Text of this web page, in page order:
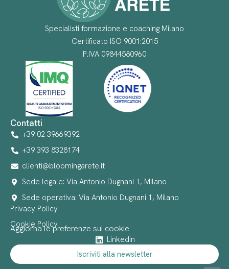
Specialisti formazione e coaching Milano
Certificato ISO 9001:2015
P.IVA 09844580960
Contatti
+39 02 39669392
+39 393 8328174
clienti@bloomingarete.it
Sede legale: Via Antonio Dugnani 1, Milano
Sede operativa: Via Antonio Dugnani 1, Milano
Privacy Policy
Cookie Policy
Aggiorna le preferenze sui cookie
Linkedin
Iscriviti alla newsletter